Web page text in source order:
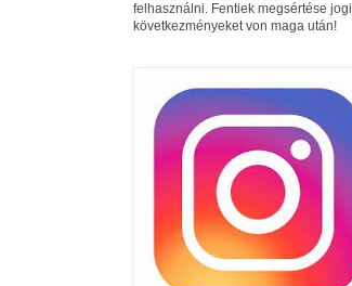
felhasználni. Fentiek megsértése jogi
következményeket von maga után!